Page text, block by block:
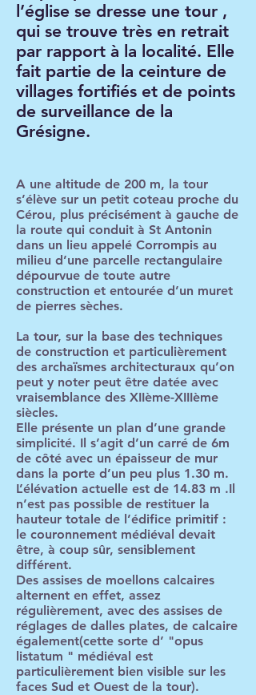
l’église se dresse une tour ,
qui se trouve très en retrait
par rapport à la localité. Elle
fait partie de la ceinture de
villages fortifiés et de points
de surveillance de la
Grésigne.
A une altitude de 200 m, la tour
s’élève sur un petit coteau proche du
Cérou, plus précisément à gauche de
la route qui conduit à St Antonin
dans un lieu appelé Corrompis au
milieu d’une parcelle rectangulaire
dépourvue de toute autre
construction et entourée d’un muret
de pierres sèches.
La tour, sur la base des techniques
de construction et particulièrement
des archaïsmes architecturaux qu’on
peut y noter peut être datée avec
vraisemblance des XIIème-XIIIème
siècles.
Elle présente un plan d’une grande
simplicité. Il s’agit d’un carré de 6m
de côté avec un épaisseur de mur
dans la porte d’un peu plus 1.30 m.
L’élévation actuelle est de 14.83 m .Il
n’est pas possible de restituer la
hauteur totale de l’édifice primitif :
le couronnement médiéval devait
être, à coup sûr, sensiblement
différent.
Des assises de moellons calcaires
alternent en effet, assez
régulièrement, avec des assises de
réglages de dalles plates, de calcaire
également(cette sorte d’ "opus
listatum " médiéval est
particulièrement bien visible sur les
faces Sud et Ouest de la tour).